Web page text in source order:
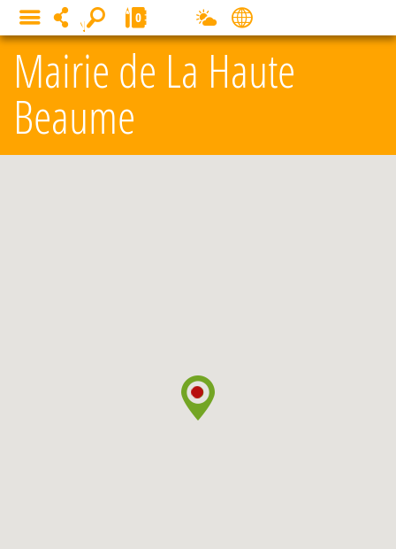
Mairie de La Haute
Beaume
MENU 0
Panneau de gestion des cookies